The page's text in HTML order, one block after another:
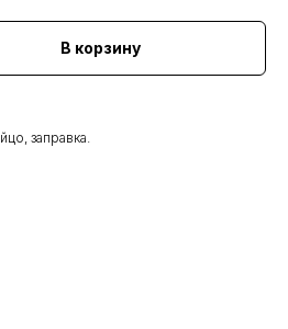
В корзину
заправка.